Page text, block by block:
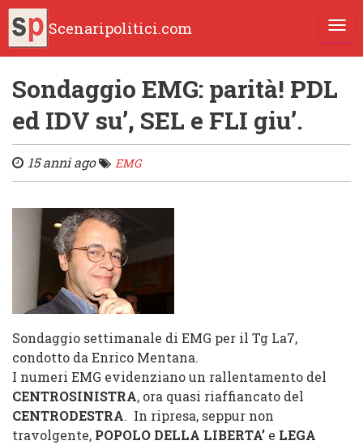
Scenaripolitici.com
Sondaggio EMG: parità! PDL
ed IDV su’, SEL e FLI giu’.
15 anni ago EMG
Sondaggio settimanale di EMG per il Tg La7,
condotto da Enrico Mentana.
I numeri EMG evidenziano un rallentamento del
CENTROSINISTRA, ora quasi riaffiancato del
CENTRODESTRA. In ripresa, seppur non
travolgente, POPOLO DELLA LIBERTA’ e LEGA